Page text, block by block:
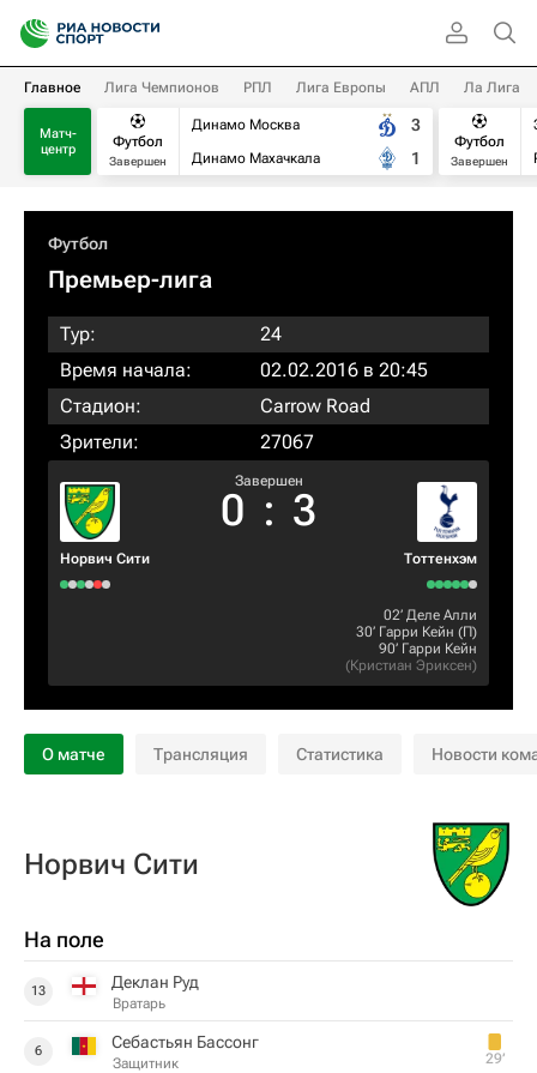
Главное Лига Чемпионов РПЛ Лига Европы АПЛ Ла Лига
Матч-
центр
Футбол
Завершен
Динамо Москва
Динамо Махачкала
3
1
Футбол
Завершен
Футбол
Премьер-лига
Тур:
24
Время начала:
02.02.2016 в 20:45
Стадион:
Carrow Road
Зрители:
27067
Норвич Сити
Завершен
0 : 3
Тоттенхэм
02‎’‎ Деле Алли
30‎’‎ Гарри Кейн (П)
90‎’‎ Гарри Кейн
(Кристиан Эриксен)
О матче Трансляция Статистика Новости
Норвич Сити
На поле
13 Деклан Руд
Вратарь
6 Себастьян Бассонг
Защитник 29‎’‎